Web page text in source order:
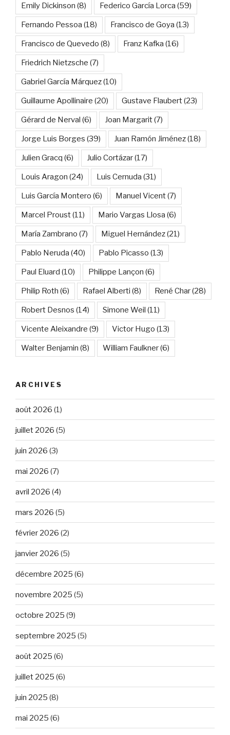
Emily Dickinson (8) Federico García Lorca (59)
Fernando Pessoa (18) Francisco de Goya (13)
Francisco de Quevedo (8) Franz Kafka (16)
Friedrich Nietzsche (7)
Gabriel García Márquez(10)
Guillaume Apollinaire (20) Gustave Flaubert(23)
Gérard de Nerval (6) Joan Margarit(7)
Jorge Luis Borges (39) Juan Ramón Jiménez(18)
Julien Gracq (6) Julio Cortázar(17)
Louis Aragon (24) Luis Cernuda (31)
Luis García Montero (6) Manuel Vicent(7)
Marcel Proust(11) Mario Vargas Llosa (6)
María Zambrano (7) Miguel Hernández(21)
Pablo Neruda (40) Pablo Picasso (13)
Paul Eluard (10) Philippe Lançon (6)
Philip Roth (6) Rafael Alberti (8) René Char(28)
Robert Desnos (14) Simone Weil (11)
Vicente Aleixandre (9) Victor Hugo (13)
Walter Benjamin (8) William Faulkner(6)
ARCHIVES
août 2026 (1)
juillet 2026 (5)
juin 2026 (3)
mai 2026 (7)
avril 2026 (4)
mars 2026 (5)
février 2026 (2)
janvier 2026 (5)
décembre 2025 (6)
novembre 2025 (5)
octobre 2025 (9)
septembre 2025 (5)
août 2025 (6)
juillet 2025 (6)
juin 2025 (8)
mai 2025 (6)